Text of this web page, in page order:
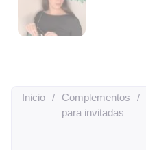
Inicio /
Complementos
para invitadas
/